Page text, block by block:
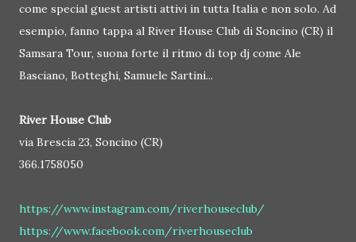
come special guest artisti attivi in tutta Italia e non solo. Ad
esempio, fanno tappa al River House Club di Soncino (CR) il
Samsara Tour, suona forte il ritmo di top dj come Ale
Basciano, Botteghi, Samuele Sartini...
River House Club
via Brescia 23, Soncino (CR)
366.1758050
https://www.instagram.com/riverhouseclub/
https://www.facebook.com/riverhouseclub